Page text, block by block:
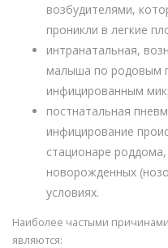
возбудителями,
проникли в легкие
интранатальная,
малыша по родовым
инфицированным
постнатальная
инфицирование
стационаре
новорожденных
условиях.
Наиболее частыми
являются: